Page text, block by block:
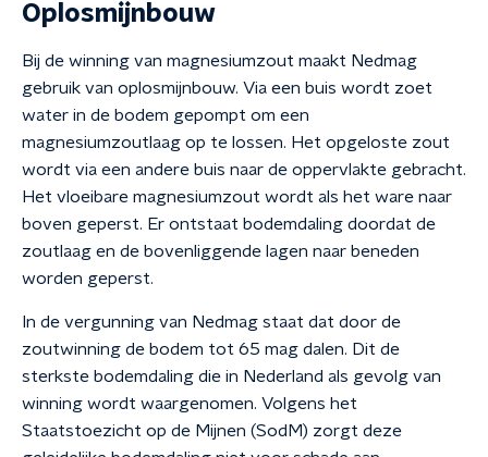
Oplosmijnbouw
Bij de winning van magnesiumzout maakt Nedmag
gebruik van oplosmijnbouw. Via een buis wordt zoet
water in de bodem gepompt om een
magnesiumzoutlaag op te lossen. Het opgeloste zout
wordt via een andere buis naar de oppervlakte gebracht.
Het vloeibare magnesiumzout wordt als het ware naar
boven geperst. Er ontstaat bodemdaling doordat de
zoutlaag en de bovenliggende lagen naar beneden
worden geperst.
In de vergunning van Nedmag staat dat door de
zoutwinning de bodem tot 65 mag dalen. Dit de
sterkste bodemdaling die in Nederland als gevolg van
winning wordt waargenomen. Volgens het
Staatstoezicht op de Mijnen (SodM) zorgt deze